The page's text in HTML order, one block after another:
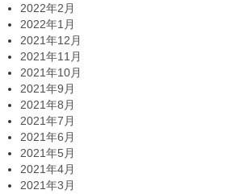
2022年2月
2022年1月
2021年12月
2021年11月
2021年10月
2021年9月
2021年8月
2021年7月
2021年6月
2021年5月
2021年4月
2021年3月